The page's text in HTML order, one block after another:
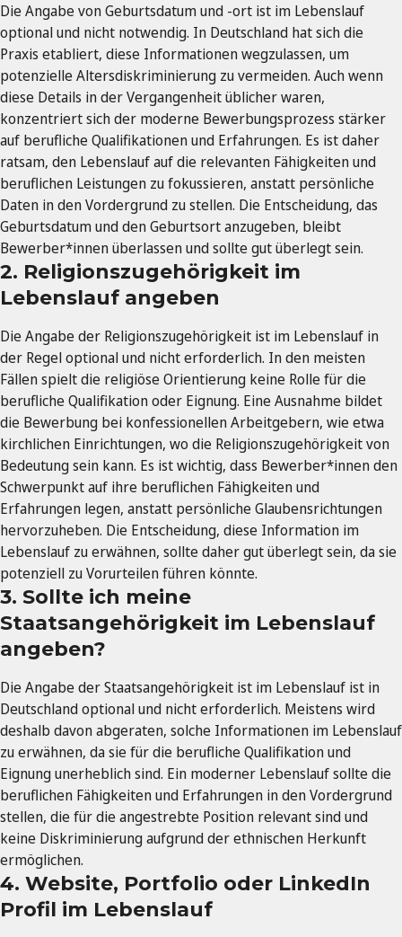
Die Angabe von Geburtsdatum und -ort ist im Lebenslauf
optional und nicht notwendig. In Deutschland hat sich die
Praxis etabliert, diese Informationen wegzulassen, um
potenzielle Altersdiskriminierung zu vermeiden. Auch wenn
diese Details in der Vergangenheit üblicher waren,
konzentriert sich der moderne Bewerbungsprozess stärker
auf berufliche Qualifikationen und Erfahrungen. Es ist daher
ratsam, den Lebenslauf auf die relevanten Fähigkeiten und
beruflichen Leistungen zu fokussieren, anstatt persönliche
Daten in den Vordergrund zu stellen. Die Entscheidung, das
Geburtsdatum und den Geburtsort anzugeben, bleibt
Bewerber*innen überlassen und sollte gut überlegt sein.
2. Religionszugehörigkeit im
Lebenslauf angeben
Die Angabe der Religionszugehörigkeit ist im Lebenslauf in
der Regel optional und nicht erforderlich. In den meisten
Fällen spielt die religiöse Orientierung keine Rolle für die
berufliche Qualifikation oder Eignung. Eine Ausnahme bildet
die Bewerbung bei konfessionellen Arbeitgebern, wie etwa
kirchlichen Einrichtungen, wo die Religionszugehörigkeit von
Bedeutung sein kann. Es ist wichtig, dass Bewerber*innen den
Schwerpunkt auf ihre beruflichen Fähigkeiten und
Erfahrungen legen, anstatt persönliche Glaubensrichtungen
hervorzuheben. Die Entscheidung, diese Information im
Lebenslauf zu erwähnen, sollte daher gut überlegt sein, da sie
potenziell zu Vorurteilen führen könnte.
3. Sollte ich meine
Staatsangehörigkeit im Lebenslauf
angeben?
Die Angabe der Staatsangehörigkeit ist im Lebenslauf ist in
Deutschland optional und nicht erforderlich. Meistens wird
deshalb davon abgeraten, solche Informationen im Lebenslauf
zu erwähnen, da sie für die berufliche Qualifikation und
Eignung unerheblich sind. Ein moderner Lebenslauf sollte die
beruflichen Fähigkeiten und Erfahrungen in den Vordergrund
stellen, die für die angestrebte Position relevant sind und
keine Diskriminierung aufgrund der ethnischen Herkunft
ermöglichen.
4. Website, Portfolio oder LinkedIn
Profil im Lebenslauf